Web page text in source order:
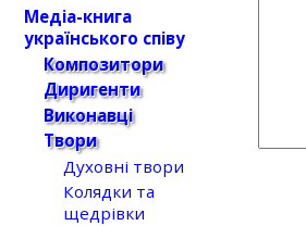
Медіа-книга
українського співу
Композитори
Диригенти
Виконавці
Твори
Духовні твори
Колядки та
щедрівки